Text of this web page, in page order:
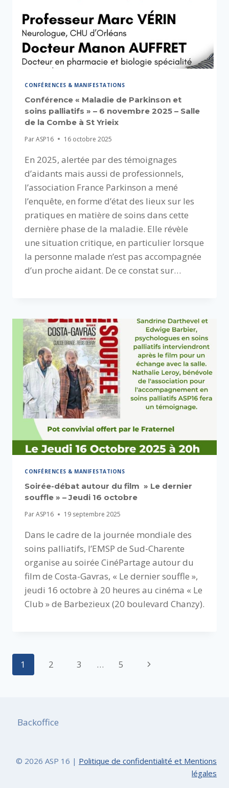
CONFÉRENCES & MANIFESTATIONS
Conférence « Maladie de Parkinson et
soins palliatifs » – 6 novembre 2025 – Salle
de la Combe à St Yrieix
ParASP16 16 octobre 2025
En 2025, alertée par des témoignages
d’aidants mais aussi de professionnels,
l’association France Parkinson a mené
l’enquête, en forme d’état des lieux sur les
pratiques en matière de soins dans cette
dernière phase de la maladie. Elle révèle
une situation critique, en particulier lorsque
la personne malade n’est pas accompagnée
d’un proche aidant. De ce constat sur…
CONFÉRENCES & MANIFESTATIONS
Soirée-débat autour du film » Le dernier
souffle » – Jeudi 16 octobre
ParASP16 19 septembre 2025
Dans le cadre de la journée mondiale des
soins palliatifs, l’EMSP de Sud-Charente
organise au soirée CinéPartage autour du
film de Costa-Gavras, « Le dernier souffle »,
jeudi 16 octobre à 20 heures au cinéma « Le
Club » de Barbezieux (20 boulevard Chanzy).
Navigation
1 2 3 … 5
Page
Backoffice
© 2026 ASP 16 | Politique de confidentialité et Mentions
légales